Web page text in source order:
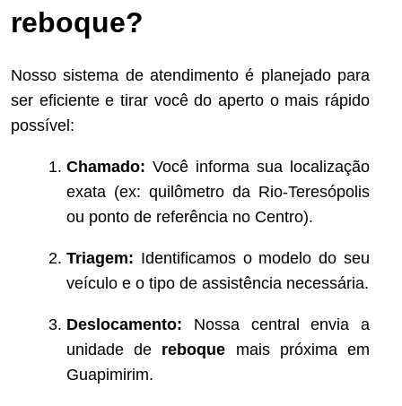
reboque?
Nosso sistema de atendimento é planejado para
ser eficiente e tirar você do aperto o mais rápido
possível:
Chamado: Você informa sua localização
exata (ex: quilômetro da Rio-Teresópolis
ou ponto de referência no Centro).
Triagem: Identificamos o modelo do seu
veículo e o tipo de assistência necessária.
Deslocamento: Nossa central envia a
unidade de reboque mais próxima em
Guapimirim.